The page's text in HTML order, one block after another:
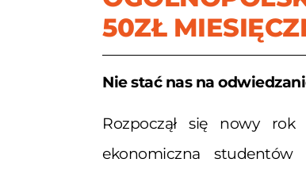
50ZŁ
Nie stać nas na
Rozpoczął się nowy
ekonomiczna